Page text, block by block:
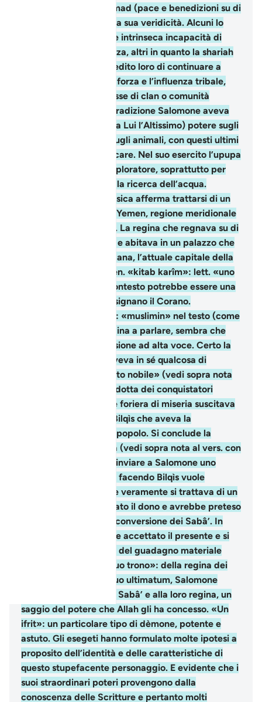
messaggio di Muhammad (pace e benedizioni su di
lui) erano convinti della sua veridicità. Alcuni lo
fecero per ignoranza e intrinseca incapacità di
percepirne la grandezza, altri in quanto la shariah
islamica avrebbe impedito loro di continuare a
prevaricare usando la forza e l’influenza tribale,
altri ancora per interesse di clan o comunità
religiosa. Secondo la tradizione Salomone aveva
avuto da Allah (gloria a Lui l’Altissimo) potere sugli
uomini, sui dèmoni e sugli animali, con questi ultimi
poteva anche comunicare. Nel suo esercito l’upupa
aveva le funzioni di esploratore, soprattutto per
quello che riguardava la ricerca dell’acqua.
«Sabâ»: l’esegesi classica afferma trattarsi di un
popolo che abitava lo Yemen, regione meridionale
della penisola arabica. La regina che regnava su di
loro si chiamava Bilqìs e abitava in un palazzo che
sorgeva nei pressi di Sana, l’attuale capitale della
repubblica dello Yemen. «kitab karîm»: lett. «uno
scri nobile», in altro contesto potrebbe essere una
delle locuzioni che designano il Corano.
«sottomessi ad Allah»: «muslimin» nel testo (come
ai verss. e 42). È la regina a parlare, sembra che
faccia quasi una riflessione ad alta voce. Certo la
lettera di Salomone aveva in sé qualcosa di
diverso, era «uno scritto nobile» (vedi sopra nota
tuttavia l’abituale condotta dei conquistatori
grondante di sangue e foriera di miseria suscitava
timori e diffidenze in Bilqìs che aveva la
responsabilità del suo popolo. Si conclude la
riflessione della regina (vedi sopra nota al vers. con
la saggia decisione di inviare a Salomone uno
splendido regalo. Così facendo Bilqìs vuole
metterlo alla prova. Se veramente si trattava di un
profeta avrebbe rifiutato il dono e avrebbe preteso
niente di meno che la conversione dei Sabâ’. In
caso contrario avrebbe accettato il presente e si
sarebbe accontentato del guadagno materiale
(Tabarì XIX, 155). «il suo trono»: della regina dei
Sabâ’. Nonostante il suo ultimatum, Salomone
preferisce mostrare ai Sabâ’ e alla loro regina, un
saggio del potere che Allah gli ha concesso. «Un
ifrit»: un particolare tipo di dèmone, potente e
astuto. Gli esegeti hanno formulato molte ipotesi a
proposito dell’identità e delle caratteristiche di
questo stupefacente personaggio. E evidente che i
suoi straordinari poteri provengono dalla
conoscenza delle Scritture e pertanto molti